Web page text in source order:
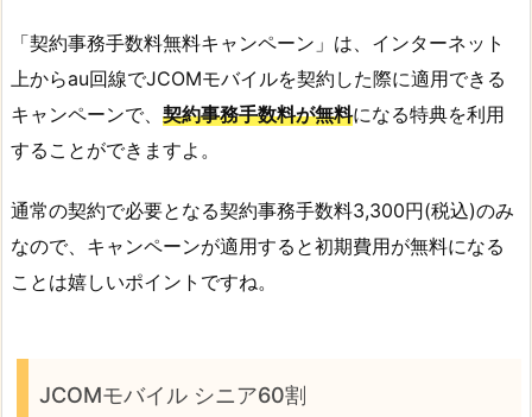
「契約事務手数料無料キャンペーン」は、インターネット
上からau回線でJCOMモバイルを契約した際に適用できる
キャンペーンで、 契約事務手数料が無料になる特典を利用
することができますよ。
通常の契約で必要となる契約事務手数料3,300円(税込)のみ
なので、キャンペーンが適用すると初期費用が無料になる
ことは嬉しいポイントですね。
JCOMモバイル シニア60割